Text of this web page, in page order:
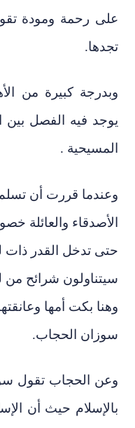
على رحمة ومودة تقول
تجدها.
وبدرجة كبيرة من
يوجد فيه الفصل بين
المسيحية .
وعندما قررت أن تسلم
الأصدقاء والعائلة
حتى تدخل القدر ذات
سيتناولون شرائح من
وهنا بكت أمها
سوزان الحجاب.
وعن الحجاب تقول
بالإسلام حيث أن